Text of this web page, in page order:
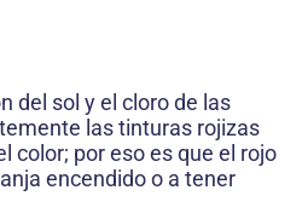
del sol y el cloro de las
las tinturas rojizas
color; por eso es que el rojo
encendido o a tener